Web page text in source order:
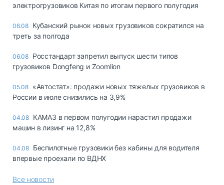
электрогрузовиков Китая по итогам первого полугодия
06.08 Кубанский рынок новых грузовиков сократился на
треть за полгода
06.08 Росстандарт запретил выпуск шести типов
грузовиков Dongfeng и Zoomlion
05.08 «Автостат»: продажи новых тяжелых грузовиков в
России в июле снизились на 3,9%
04.08 КАМАЗ в первом полугодии нарастил продажи
машин в лизинг на 12,8%
04.08 Беспилотные грузовики без кабины для водителя
впервые проехали по ВДНХ
Все новости